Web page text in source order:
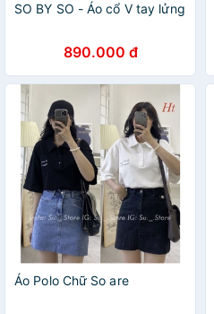
SO BY SO - Áo cổ V tay lửng
890.000 đ
Áo Polo Chữ So are